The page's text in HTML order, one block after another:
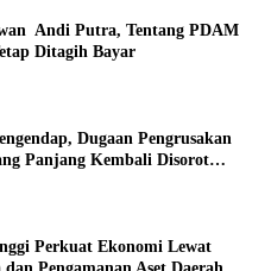
Andi Putra, Tentang PDAM
Ditagih Bayar
Dugaan Pengrusakan
Panjang Kembali Disorot
Perkuat Ekonomi Lewat